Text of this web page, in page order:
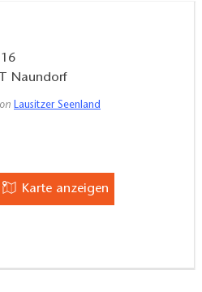
17. und 18. Jahrhundert
eingebaut worden.
Naundorf
Lausitzer Seenland
Karte anzeigen